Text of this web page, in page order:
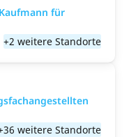
für
+2 weitere Standorte
weitere Standorte